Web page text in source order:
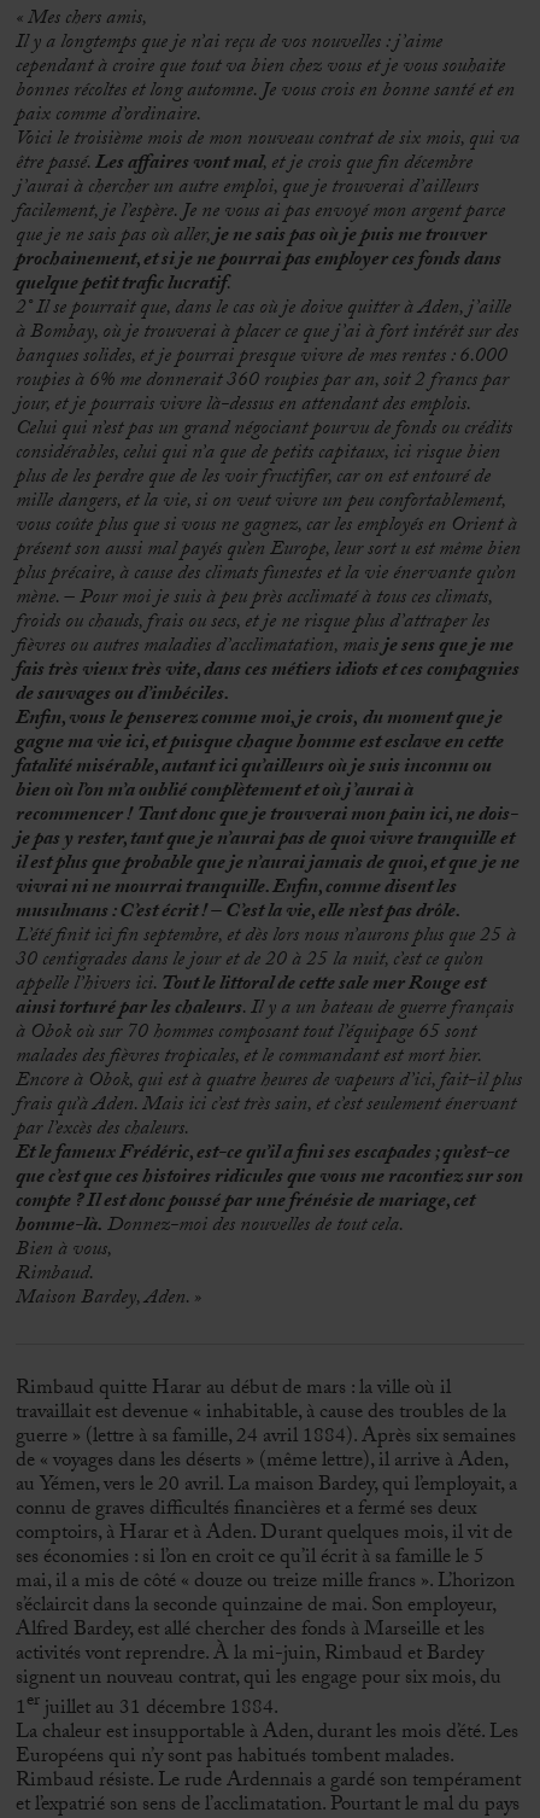
« Mes chers amis,
Il y a longtemps que je n’ai reçu de vos nouvelles : j’aime
cependant à croire que tout va bien chez vous et je vous souhaite
bonnes récoltes et long automne. Je vous crois en bonne santé et en
paix comme d’ordinaire.
Voici le troisième mois de mon nouveau contrat de six mois, qui va
être passé.Les affaires vont mal, et je crois que fin décembre
j’aurai à chercher un autre emploi, que je trouverai d’ailleurs
facilement, je l’espère. Je ne vous ai pas envoyé mon argent parce
que je ne sais pas où aller,je ne sais pas où je puis me trouver
prochainement, et si je ne pourrai pas employer ces fonds dans
quelque petit trafic lucratif.
2° Il se pourrait que, dans le cas où je doive quitter à Aden, j’aille
à Bombay, où je trouverai à placer ce que j’ai à fort intérêt sur des
banques solides, et je pourrai presque vivre de mes rentes : 6.000
roupies à 6% me donnerait 360 roupies par an, soit 2 francs par
jour, et je pourrais vivre là-dessus en attendant des emplois.
Celui qui n’est pas un grand négociant pourvu de fonds ou crédits
considérables, celui qui n’a que de petits capitaux, ici risque bien
plus de les perdre que de les voir fructifier, car on est entouré de
mille dangers, et la vie, si on veut vivre un peu confortablement,
vous coûte plus que si vous ne gagnez, car les employés en Orient à
présent son aussi mal payés qu’en Europe, leur sort u est même bien
plus précaire, à cause des climats funestes et la vie énervante qu’on
mène. – Pour moi je suis à peu près acclimaté à tous ces climats,
froids ou chauds, frais ou secs, et je ne risque plus d’attraper les
fièvres ou autres maladies d’acclimatation, maisje sens que je me
fais très vieux très vite, dans ces métiers idiots et ces compagnies
de sauvages ou d’imbéciles.
Enfin, vous le penserez comme moi, je crois,du moment que je
gagne ma vie ici, et puisque chaque homme est esclave en cette
fatalité misérable, autant ici qu’ailleurs où je suis inconnu ou
bien où l’on m’a oublié complètement et où j’aurai à
recommencer !Tant donc que je trouverai mon pain ici, ne dois-
je pas y rester, tant que je n’aurai pas de quoi vivre tranquille et
il est plus que probable que je n’aurai jamais de quoi, et queje ne
vivrai ni ne mourrai tranquille. Enfin, comme disent les
musulmans : C’est écrit ! – C’est la vie, elle n’est pas drôle.
L’été finit ici fin septembre, et dès lors nous n’aurons plus que 25 à
30 centigrades dans le jour et de 20 à 25 la nuit, c’est ce qu’on
appelle l’hivers ici. Tout le littoral de cette sale mer Rouge est
ainsi torturé par les chaleurs. Il y a un bateau de guerre français
à Obok où sur 70 hommes composant tout l’équipage 65 sont
malades des fièvres tropicales, et le commandant est mort hier.
Encore à Obok, qui est à quatre heures de vapeurs d’ici, fait-il plus
frais qu’à Aden. Mais ici c’est très sain, et c’est seulement énervant
par l’excès des chaleurs.
Et le fameux Frédéric, est-ce qu’il a fini ses escapades ; qu’est-ce
que c’est que ces histoires ridicules que vous me racontiez sur son
compte ? Il est donc poussé par une frénésie de mariage, cet
homme-là.Donnez-moi des nouvelles de tout cela.
Bien à vous,
Rimbaud.
Maison Bardey, Aden. »
Rimbaud quitte Harar au début de mars : la ville où il
travaillait est devenue « inhabitable, à cause des troubles de la
guerre » (lettre à sa famille, 24 avril 1884). Après six semaines
de « voyages dans les déserts » (même lettre), il arrive à Aden,
au Yémen, vers le 20 avril. La maison Bardey, qui l’employait, a
connu de graves difficultés financières et a fermé ses deux
comptoirs, à Harar et à Aden. Durant quelques mois, il vit de
ses économies : si l’on en croit ce qu’il écrit à sa famille le 5
mai, il a mis de côté « douze ou treize mille francs ». L’horizon
s’éclaircit dans la seconde quinzaine de mai. Son employeur,
Alfred Bardey, est allé chercher des fonds à Marseille et les
activités vont reprendre. À la mi-juin, Rimbaud et Bardey
signent un nouveau contrat, qui les engage pour six mois, du
1erjuillet au 31 décembre 1884.
La chaleur est insupportable à Aden, durant les mois d’été. Les
Européens qui n’y sont pas habitués tombent malades.
Rimbaud résiste. Le rude Ardennais a gardé son tempérament
et l’expatrié son sens de l’acclimatation. Pourtant le mal du pays